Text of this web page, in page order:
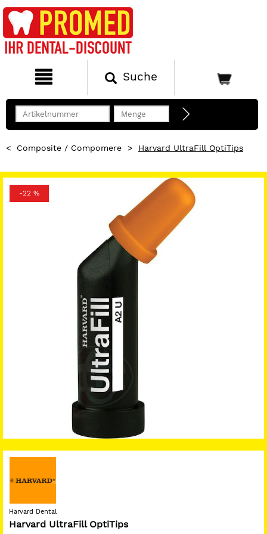
Suche
< Composite / Compomere > Harvard UltraFill OptiTips
-22 %
Harvard Dental
Harvard UltraFill OptiTips